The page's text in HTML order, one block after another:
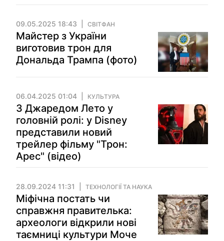
09.05.2025 18:43 СВІТФАН
Майстер з України
виготовив трон для
Дональда Трампа (фото)
06.04.2025 01:04 КУЛЬТУРА
З Джаредом Лето у
головній ролі: у Disney
представили новий
трейлер фільму "Трон:
Арес" (відео)
28.09.2024 11:31 ТЕХНОЛОГІЇ ТА НАУКА
Міфічна постать чи
справжня правителька:
археологи відкрили нові
таємниці культури Моче